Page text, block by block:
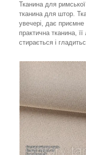
Тканина для
тканина для штор.
увечері, дає
практична тканина,
стирається і